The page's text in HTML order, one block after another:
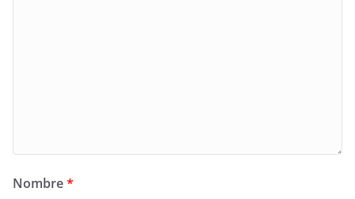
Nombre*